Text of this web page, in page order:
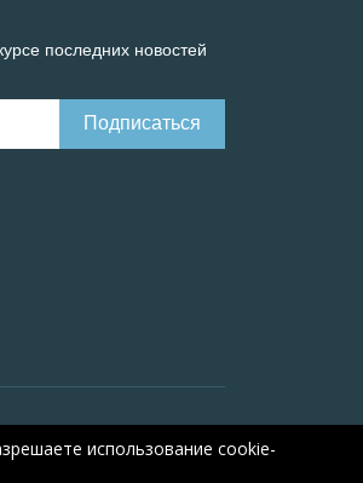
последних новостей
использование cookie-